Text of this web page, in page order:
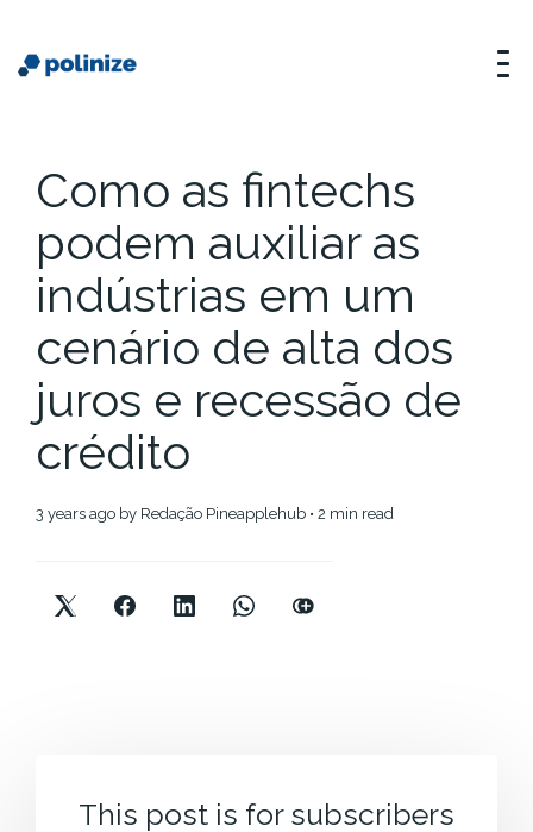
Como as fintechs
podem auxiliar as
indústrias em um
cenário de alta dos
juros e recessão de
crédito
3 years ago by Redação Pineapplehub • 2 min read
This post is for subscribers